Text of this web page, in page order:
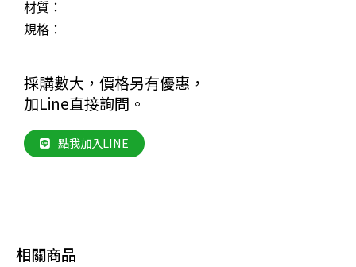
材質：
規格：
採購數大，價格另有優惠，
加Line直接詢問。
點我加入LINE
相關商品